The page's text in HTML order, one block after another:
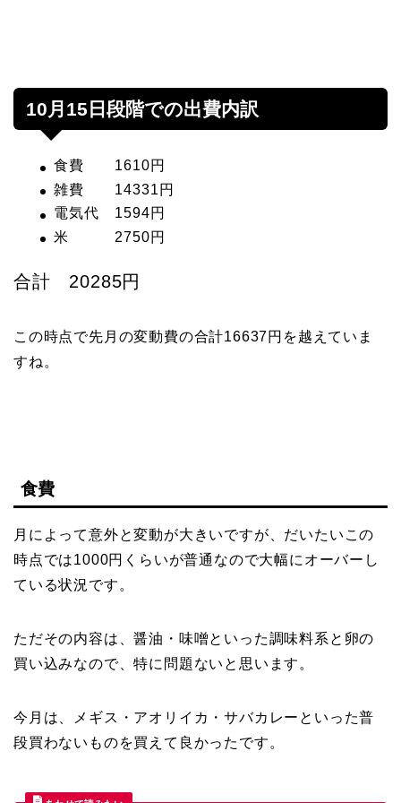
10月15日段階での出費内訳
食費 1610円
雑費 14331円
電気代 1594円
米 2750円
合計 20285円
この時点で先月の変動費の合計16637円を越えていま
すね。
食費
月によって意外と変動が大きいですが、だいたいこの
時点では1000円くらいが普通なので大幅にオーバーし
ている状況です。
ただその内容は、醤油・味噌といった調味料系と卵の
買い込みなので、特に問題ないと思います。
今月は、メギス・アオリイカ・サバカレーといった普
段買わないものを買えて良かったです。